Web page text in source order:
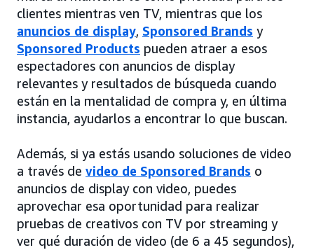
clientes mientras ven TV, mientras que los
anuncios de display, Sponsored Brands y
Sponsored Products pueden atraer a esos
espectadores con anuncios de display
relevantes y resultados de búsqueda cuando
están en la mentalidad de compra y, en última
instancia, ayudarlos a encontrar lo que buscan.
Además, si ya estás usando soluciones de video
a través de video de Sponsored Brands o
anuncios de display con video, puedes
aprovechar esa oportunidad para realizar
pruebas de creativos con TV por streaming y
ver qué duración de video (de 6 a 45 segundos),